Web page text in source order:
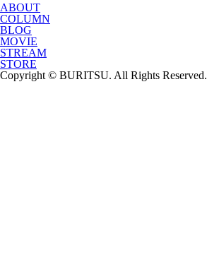
ABOUT
COLUMN
BLOG
MOVIE
STREAM
STORE
Copyright © BURITSU. All Rights Reserved.